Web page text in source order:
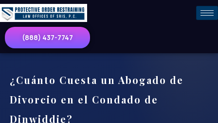
(888) 437-7747
¿Cuánto Cuesta un Abogado de
Divorcio en el Condado de
Dinwiddie?